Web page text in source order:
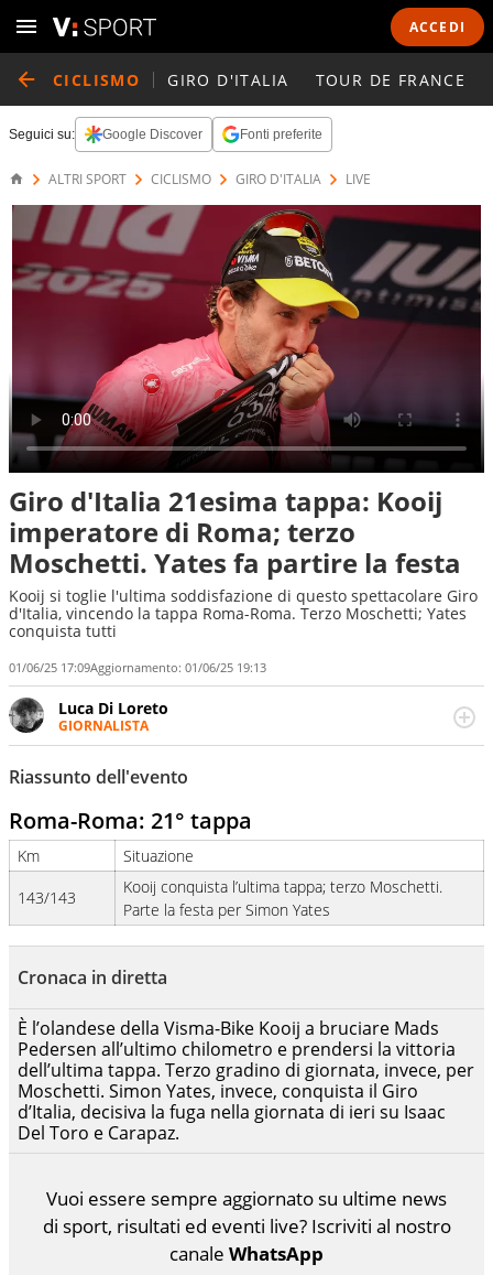
ACCEDI
CICLISMO GIRO D'ITALIA TOUR DE FRANCE
Seguici su: Google Discover Fonti preferite
ALTRI SPORT CICLISMO GIRO D'ITALIA LIVE
Giro d'Italia 21esima tappa: Kooij
imperatore di Roma; terzo
Moschetti. Yates fa partire la festa
Kooij si toglie l'ultima soddisfazione di questo spettacolare Giro
d'Italia, vincendo la tappa Roma-Roma. Terzo Moschetti; Yates
conquista tutti
01/06/25 17:09Aggiornamento: 01/06/25 19:13
Luca Di Loreto
GIORNALISTA
Giornalista pubblicista, appassionato di sport ma calcio e
tennis restano un capitolo ineguagliabile. Ho capito che il
calcio è una cosa seria quando ho pianto nel giorno in
Federer e Nadal il tennis ha vita ancora lunga quando un
giovanissimo italiano fulvo di 19 anni - era il 2020 -
esultava a Sofia per la prima volta in carriera
Riassunto dell'evento
Roma-Roma: 21° tappa
Km
Situazione
143/143
Kooij conquista l’ultima tappa; terzo Moschetti.
Parte la festa per Simon Yates
Cronaca in diretta
È l’olandese della Visma-Bike Kooij a bruciare Mads
Pedersen all’ultimo chilometro e prendersi la vittoria
dell’ultima tappa. Terzo gradino di giornata, invece, per
Moschetti. Simon Yates, invece, conquista il Giro
d’Italia, decisiva la fuga nella giornata di ieri su Isaac
Del Toro e Carapaz.
Vuoi essere sempre aggiornato su ultime news
di sport, risultati ed eventi live? Iscriviti al nostro
canale WhatsApp